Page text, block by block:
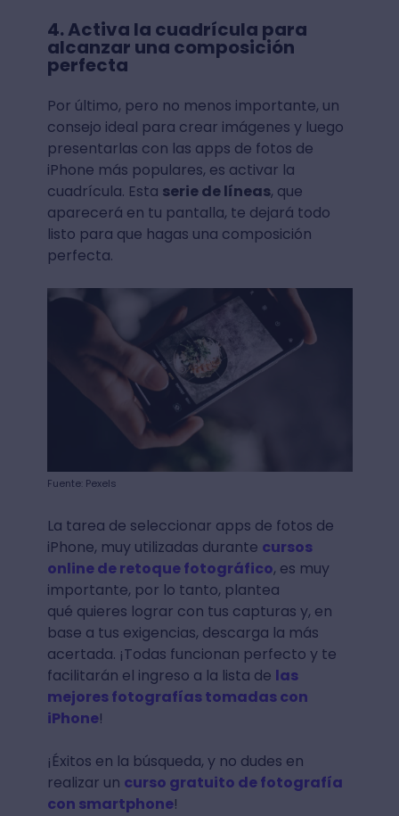
4. Activa la cuadrícula para
alcanzar una composición
perfecta
Por último, pero no menos importante, un
consejo ideal para crear imágenes y luego
presentarlas con las apps de fotos de
iPhone más populares, es activar la
cuadrícula. Esta serie de líneas, que
aparecerá en tu pantalla, te dejará todo
listo para que hagas una composición
perfecta.
Fuente: Pexels
La tarea de seleccionar apps de fotos de
iPhone, muy utilizadas durante cursos
online de retoque fotográfico, es muy
importante, por lo tanto, plantea
qué quieres lograr con tus capturas y, en
base a tus exigencias, descarga la más
acertada. ¡Todas funcionan perfecto y te
facilitarán el ingreso a la lista de las
mejores fotografías tomadas con
iPhone!
¡Éxitos en la búsqueda, y no dudes en
realizar un curso gratuito de fotografía
con smartphone!